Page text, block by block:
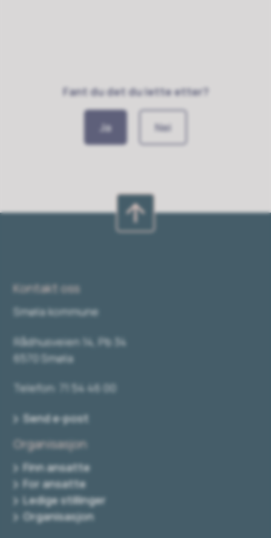
Fant du det du lette etter?
Ja Nei
Kontakt oss
Smøla kommune
Rådhusveien 14, Pb 34
6570 Smøla
Telefon: 71 54 46 00
Send e-post
Organisasjon
Finn ansatte
For ansatte
Ledige stillinger
Organisasjon